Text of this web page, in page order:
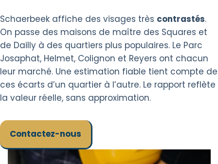
Schaerbeek affiche des visages très contrastés.
On passe des maisons de maître des Squares et
de Dailly à des quartiers plus populaires. Le Parc
Josaphat, Helmet, Colignon et Reyers ont chacun
leur marché. Une estimation fiable tient compte de
ces écarts d’un quartier à l’autre. Le rapport reflète
la valeur réelle, sans approximation.
Contactez-nous